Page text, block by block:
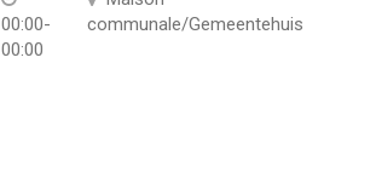
00:00-
00:00
communale/Gemeentehuis